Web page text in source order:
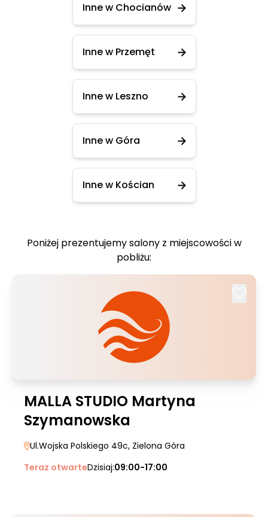
Inne w Chocianów
Inne w Przemęt
Inne w Leszno
Inne w Góra
Inne w Kościan
Poniżej prezentujemy salony z miejscowości w
pobliżu:
MALLA STUDIO Martyna
Szymanowska
Ul.Wojska Polskiego 49c, Zielona Góra
Teraz otwarteDzisiaj:09:00-17:00